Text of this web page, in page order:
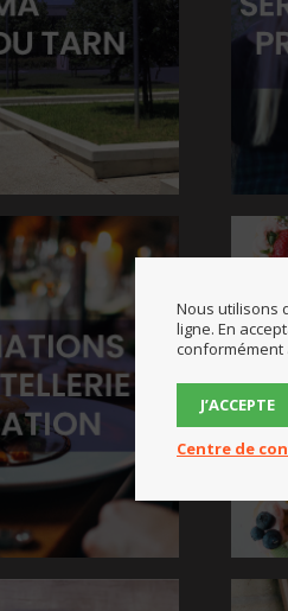
Nous utilisons
ligne. En
J’ACCEPTE
Centre de